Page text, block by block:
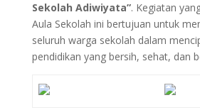
Sekolah Adiwiyata”. Kegiatan
Aula Sekolah ini bertujuan untuk
seluruh warga sekolah dalam
pendidikan yang bersih, sehat, dan